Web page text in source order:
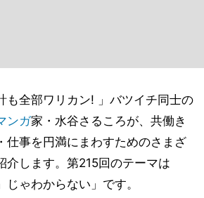
も全部ワリカン! 」バツイチ同士の
ンガ家・水谷さるころが、共働き
仕事を円満にまわすためのさまざ
介します。第215回のテーマは
じゃわからない」です。